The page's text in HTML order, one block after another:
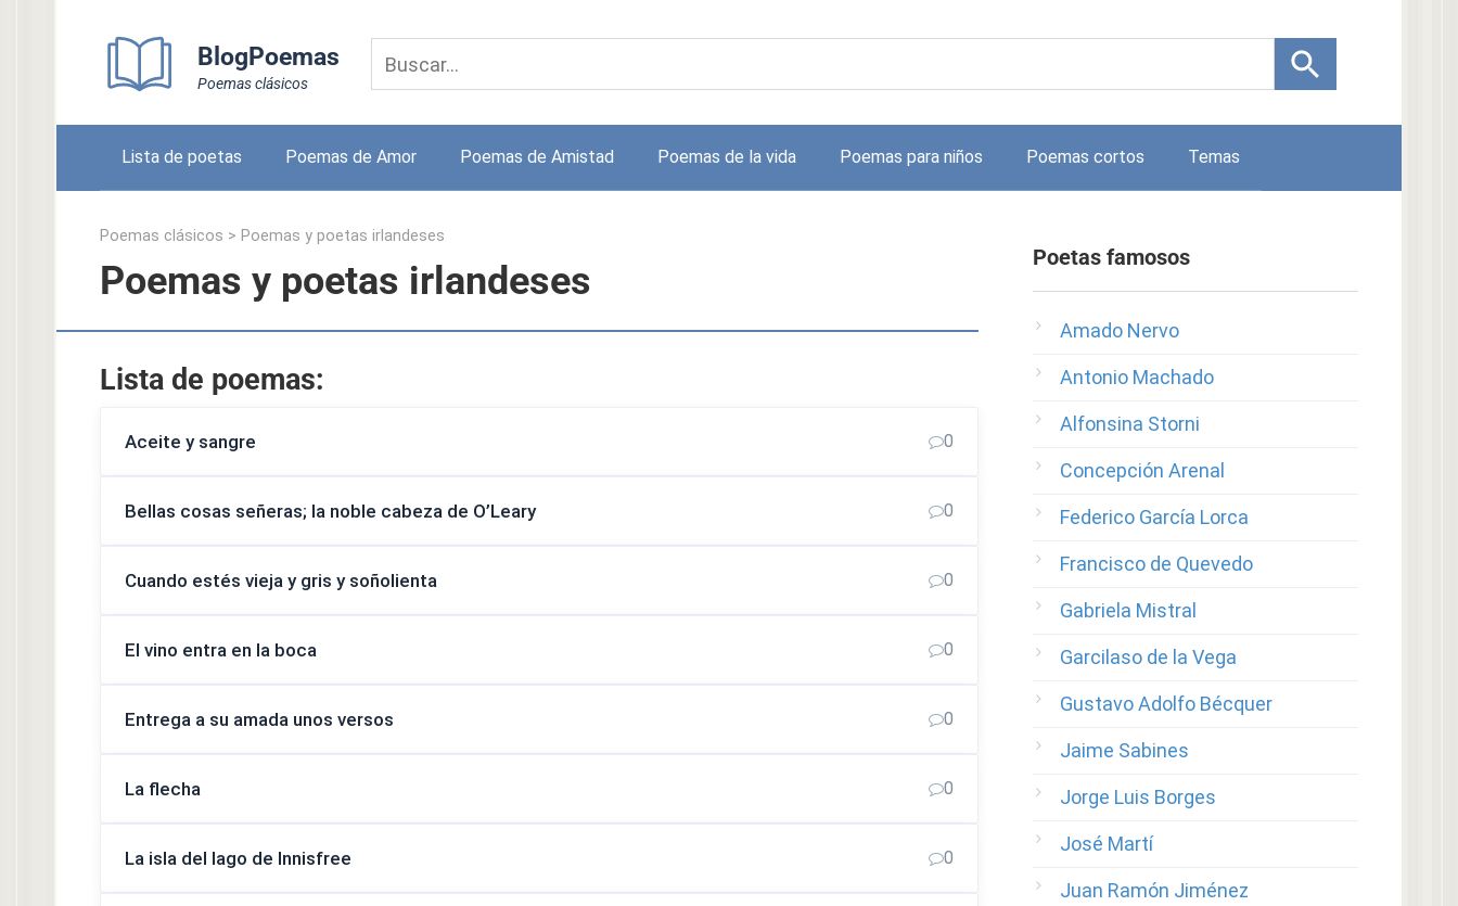
BlogPoemas
Poemas clásicos
Lista de poetas Poemas de Amor Poemas de Amistad Poemas de la vida Poemas para niños Poemas cortos Temas
Poemas clásicos > Poemas y poetas irlandeses
Poemas y poetas irlandeses
Lista de poemas:
Aceite y sangre 0
Bellas cosas señeras; la noble cabeza de O’Leary 0
Cuando estés vieja y gris y soñolienta 0
El vino entra en la boca 0
Entrega a su amada unos versos 0
La flecha 0
La isla del lago de Innisfree 0
Poetas famosos
Amado Nervo
Antonio Machado
Alfonsina Storni
Concepción Arenal
Federico García Lorca
Francisco de Quevedo
Gabriela Mistral
Garcilaso de la Vega
Gustavo Adolfo Bécquer
Jaime Sabines
Jorge Luis Borges
José Martí
Juan Ramón Jiménez